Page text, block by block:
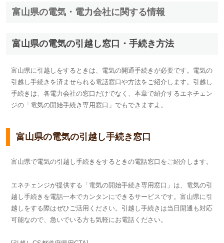
富山県の電気・電力会社に関する情報
富山県の電気の引越し窓口・手続き方法
富山県に引越しをするときは、電気の開通手続きが必要です。電気の
引越し手続きを済ませられる電話窓口や方法をご紹介します。引越し
手続きは、各電力会社の窓口だけでなく、本章で紹介するエネチェン
ジの「電気の開始手続き専用窓口」でもできますよ。
富山県の電気の引越し手続き窓口
富山県で電気の引越し手続きをするときの電話窓口をご紹介します。
エネチェンジが提供する「電気の開始手続き専用窓口」は、電気の引
越し手続きを電話一本でカンタンにできるサービスです。富山県に引
越しをする際はぜひご活用ください。引越し手続きは当日開通も対応
可能なので、急いでいる方も気軽にお電話ください。